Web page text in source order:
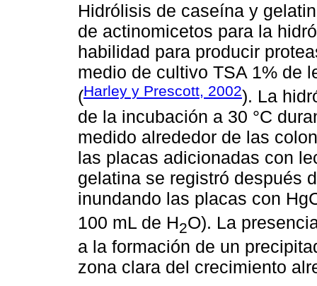
Hidrólisis de caseína y
de actinomicetos para la
habilidad para producir
medio de cultivo TSA 1% de
(Harley y Prescott, 2002). La
de la incubación a 30 °C
medido alrededor de las
las placas adicionadas con
gelatina se registró después
inundando las placas con
100 mL de H2O). La
a la formación de un
zona clara del crecimiento